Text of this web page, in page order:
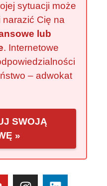
sytuacji może
Cię na
lub
. Internetowe
– adwokat
SWOJĄ
»